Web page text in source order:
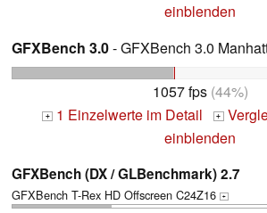
einblenden
GFXBench 3.0- GFXBench 3.0
1057 fps(44%)
+ 1 Einzelwerte im Detail +
einblenden
GFXBench (DX / GLBenchmark) 2.7
GFXBench T-Rex HD Offscreen C24Z16 +